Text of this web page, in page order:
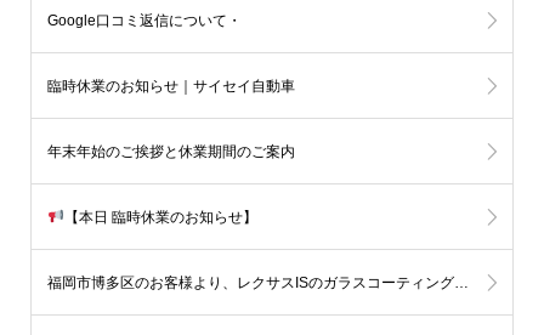
Google口コミ返信について・
板金塗装受付状況のお知らせ
臨時休業のお知らせ｜サイセイ自動車
年末年始のご挨拶と休業期間のご案内
【本日 臨時休業のお知らせ】
福岡市博多区のお客様より、レクサスISのガラスコーティングをご依頼いただきました